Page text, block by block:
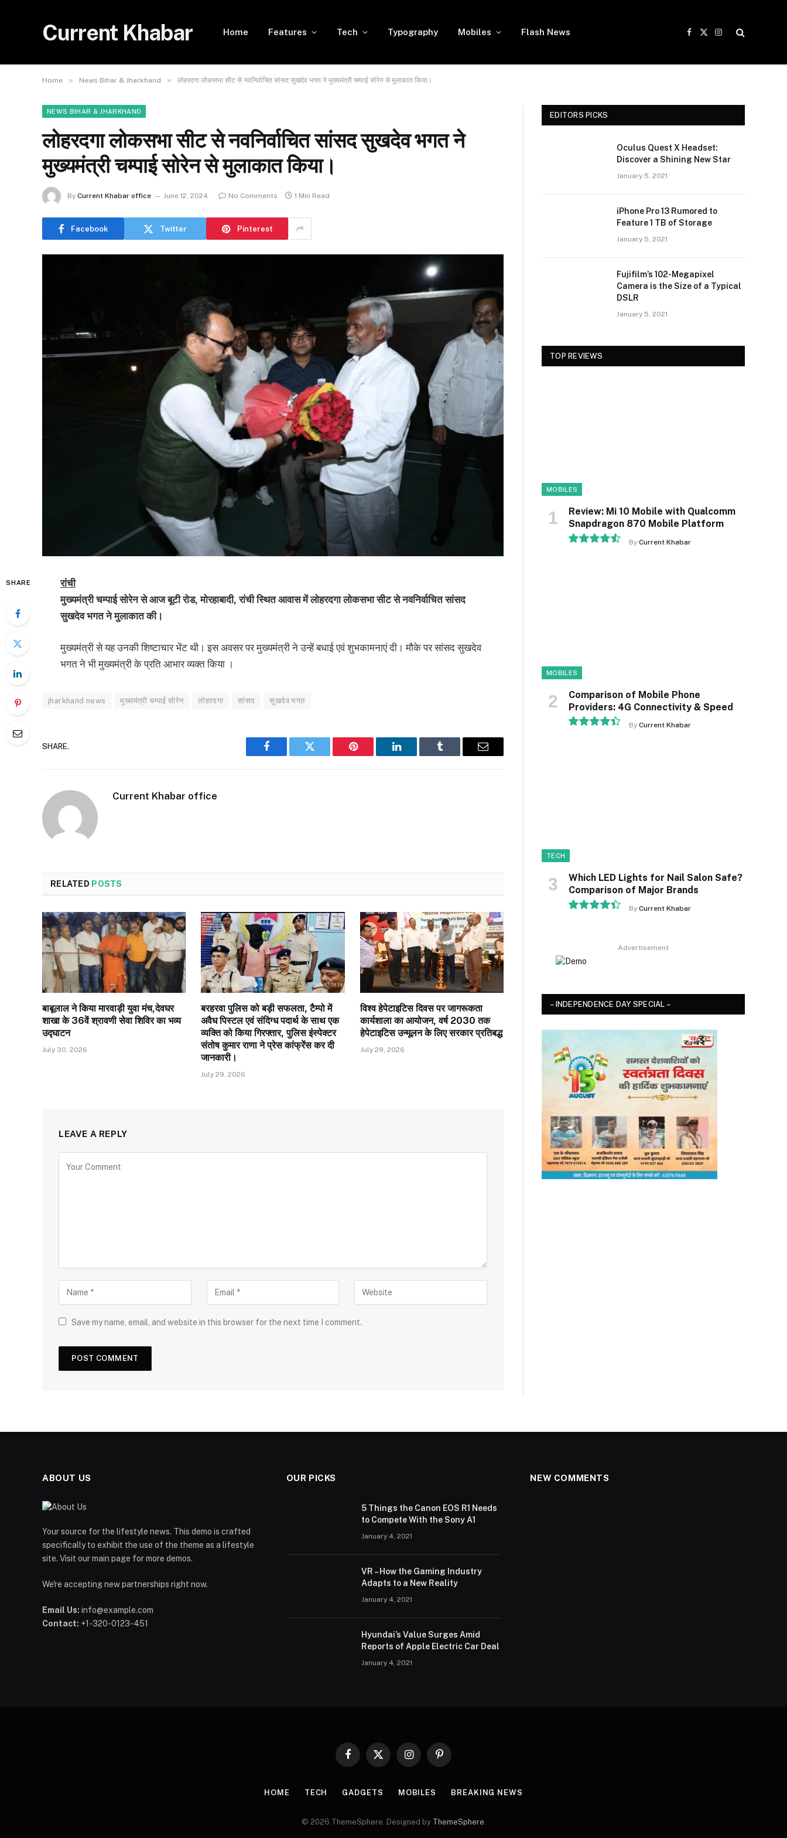
Current Khabar Home Features Tech Typography Mobiles Flash News
Facebook
X
Instagram
Home » News Bihar & Jharkhand » लोहरदगा लोकसभा सीट से नवनिर्वाचित सांसद सुखदेव भगत ने मुख्यमंत्री चम्पाई सोरेन से मुलाकात किया।
NEWS BIHAR & JHARKHAND
लोहरदगा लोकसभा सीट से नवनिर्वाचित सांसद सुखदेव भगत ने
मुख्यमंत्री चम्पाई सोरेन से मुलाकात किया।
By Current Khabar office June 12, 2024 No Comments 1 Min Read
Facebook Twitter Pinterest
SHARE
रांची
मुख्यमंत्री चम्पाई सोरेन से आज बूटी रोड, मोरहाबादी, रांची स्थित आवास में लोहरदगा लोकसभा सीट से नवनिर्वाचित सांसद
सुखदेव भगत ने मुलाकात की।
मुख्यमंत्री से यह उनकी शिष्टाचार भेंट थी। इस अवसर पर मुख्यमंत्री ने उन्हें बधाई एवं शुभकामनाएं दी। मौके पर सांसद सुखदेव
भगत ने भी मुख्यमंत्री के प्रति आभार व्यक्त किया ।
jharkhand news मुख्यमंत्री चम्पाई सोरेन लोहरदगा सांसद सुखदेव भगत
SHARE.
Facebook Twitter Pinterest LinkedIn Tumblr Email
Current Khabar office
RELATED POSTS
बाबूलाल ने किया मारवाड़ी युवा मंच,देवघर
शाखा के 36वें श्रावणी सेवा शिविर का भव्य
उद्घाटन
July 30, 2026
बरहरवा पुलिस को बड़ी सफलता, टैम्पो में
अवैध पिस्टल एवं संदिग्ध पदार्थ के साथ एक
व्यक्ति को किया गिरफ्तार, पुलिस इंस्पेक्टर
संतोष कुमार राणा ने प्रेस कांफ्रेंस कर दी
जानकारी।
July 29, 2026
विश्व हेपेटाइटिस दिवस पर जागरूकता
कार्यशाला का आयोजन, वर्ष 2030 तक
हेपेटाइटिस उन्मूलन के लिए सरकार प्रतिबद्ध
July 29, 2026
LEAVE A REPLY
Save my name, email, and website in this browser for the next time I comment.
EDITORS PICKS
Oculus Quest X Headset:
Discover a Shining New Star
January 5, 2021
iPhone Pro 13 Rumored to
Feature 1 TB of Storage
January 5, 2021
Fujifilm’s 102-Megapixel
Camera is the Size of a Typical
DSLR
January 5, 2021
TOP REVIEWS
MOBILES
Review: Mi 10 Mobile with Qualcomm
Snapdragon 870 Mobile Platform
By Current Khabar
MOBILES
Comparison of Mobile Phone
Providers: 4G Connectivity & Speed
By Current Khabar
TECH
Which LED Lights for Nail Salon Safe?
Comparison of Major Brands
By Current Khabar
Advertisement
– INDEPENDENCE DAY SPECIAL –
ABOUT US
Your source for the lifestyle news. This demo is crafted
specifically to exhibit the use of the theme as a lifestyle
site. Visit our main page for more demos.
We're accepting new partnerships right now.
Email Us: info@example.com
Contact: +1-320-0123-451
OUR PICKS
5 Things the Canon EOS R1 Needs
to Compete With the Sony A1
January 4, 2021
VR – How the Gaming Industry
Adapts to a New Reality
January 4, 2021
Hyundai’s Value Surges Amid
Reports of Apple Electric Car Deal
January 4, 2021
NEW COMMENTS
Facebook
X
InstagramPinterest
HOME TECH GADGETS MOBILES BREAKING NEWS
© 2026 ThemeSphere. Designed by ThemeSphere